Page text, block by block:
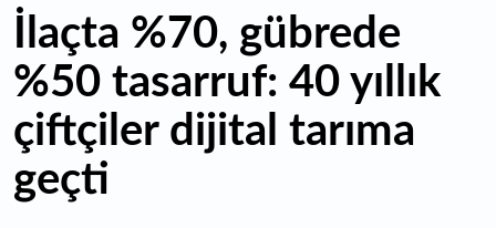
İlaçta %70, gübrede
%50 tasarruf: 40 yıllık
çiftçiler dijital tarıma
geçti